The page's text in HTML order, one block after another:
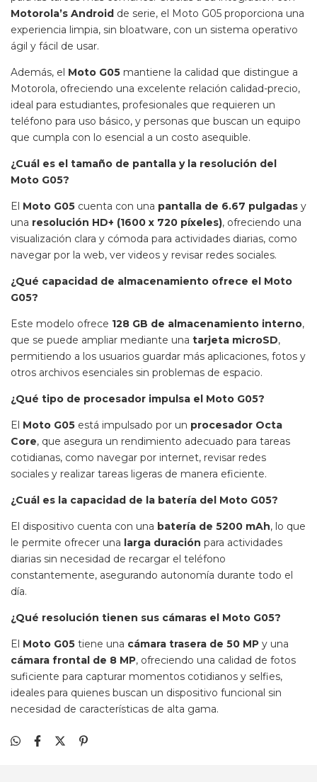
Motorola’s Android de serie, el Moto G05 proporciona una
experiencia limpia, sin bloatware, con un sistema operativo
ágil y fácil de usar.
Además, el Moto G05 mantiene la calidad que distingue a
Motorola, ofreciendo una excelente relación calidad-precio,
ideal para estudiantes, profesionales que requieren un
teléfono para uso básico, y personas que buscan un equipo
que cumpla con lo esencial a un costo asequible.
¿Cuál es el tamaño de pantalla y la resolución del
Moto G05?
El Moto G05 cuenta con una pantalla de 6.67 pulgadas y
una resolución HD+ (1600 x 720 píxeles), ofreciendo una
visualización clara y cómoda para actividades diarias, como
navegar por la web, ver videos y revisar redes sociales.
¿Qué capacidad de almacenamiento ofrece el Moto
G05?
Este modelo ofrece 128 GB de almacenamiento interno,
que se puede ampliar mediante una tarjeta microSD,
permitiendo a los usuarios guardar más aplicaciones, fotos y
otros archivos esenciales sin problemas de espacio.
¿Qué tipo de procesador impulsa el Moto G05?
El Moto G05 está impulsado por un procesador Octa
Core, que asegura un rendimiento adecuado para tareas
cotidianas, como navegar por internet, revisar redes
sociales y realizar tareas ligeras de manera eficiente.
¿Cuál es la capacidad de la batería del Moto G05?
El dispositivo cuenta con una batería de 5200 mAh, lo que
le permite ofrecer una larga duración para actividades
diarias sin necesidad de recargar el teléfono
constantemente, asegurando autonomía durante todo el
día.
¿Qué resolución tienen sus cámaras el Moto G05?
El Moto G05 tiene una cámara trasera de 50 MP y una
cámara frontal de 8 MP, ofreciendo una calidad de fotos
suficiente para capturar momentos cotidianos y selfies,
ideales para quienes buscan un dispositivo funcional sin
necesidad de características de alta gama.